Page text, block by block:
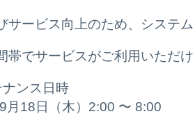
サービス向上のため、システ
帯でサービスがご利用いただ
ンス日時
月18日（木）2:00 〜 8:00